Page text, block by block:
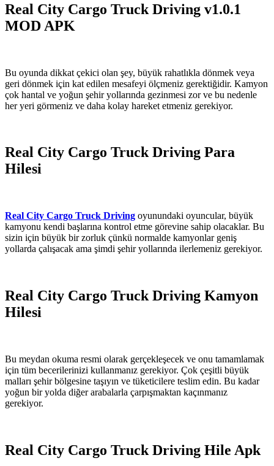
Real City Cargo Truck Driving v1.0.1
MOD APK
Bu oyunda dikkat çekici olan şey, büyük rahatlıkla dönmek veya
geri dönmek için kat edilen mesafeyi ölçmeniz gerektiğidir. Kamyon
çok hantal ve yoğun şehir yollarında gezinmesi zor ve bu nedenle
her yeri görmeniz ve daha kolay hareket etmeniz gerekiyor.
Real City Cargo Truck Driving Para
Hilesi
Real City Cargo Truck Driving oyunundaki oyuncular, büyük
kamyonu kendi başlarına kontrol etme görevine sahip olacaklar. Bu
sizin için büyük bir zorluk çünkü normalde kamyonlar geniş
yollarda çalışacak ama şimdi şehir yollarında ilerlemeniz gerekiyor.
Real City Cargo Truck Driving Kamyon
Hilesi
Bu meydan okuma resmi olarak gerçekleşecek ve onu tamamlamak
için tüm becerilerinizi kullanmanız gerekiyor. Çok çeşitli büyük
malları şehir bölgesine taşıyın ve tüketicilere teslim edin. Bu kadar
yoğun bir yolda diğer arabalarla çarpışmaktan kaçınmanız
gerekiyor.
Real City Cargo Truck Driving Hile Apk